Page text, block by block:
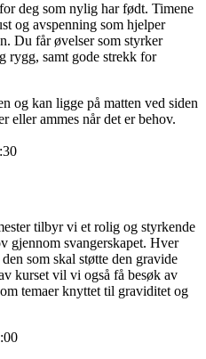
deg som nylig har født. Timene
og avspenning som hjelper
Du får øvelser som styrker
rygg, samt gode strekk for
og kan ligge på matten ved siden
eller ammes når det er behov.
tilbyr vi et rolig og styrkende
gjennom svangerskapet. Hver
som skal støtte den gravide
kurset vil vi også få besøk av
temaer knyttet til graviditet og